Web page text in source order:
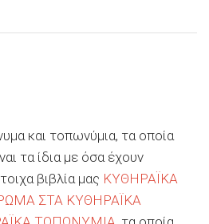
και τοπωνύμια, τα οποία
τα ίδια με όσα έχουν
βιβλία μας ΚΥΘΗΡΑΪΚΑ
ΣΤΑ ΚΥΘΗΡΑΪΚΑ